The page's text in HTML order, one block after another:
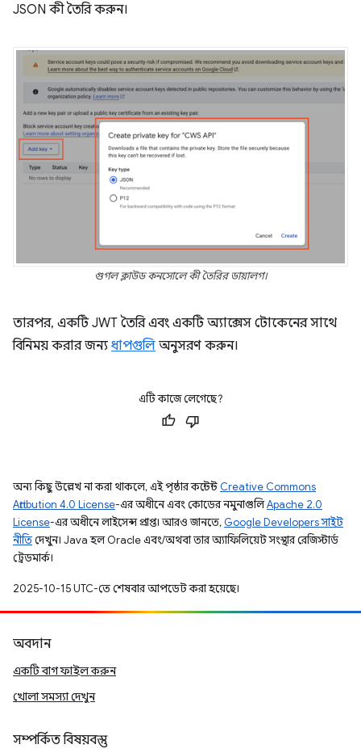
JSON কী তৈরি করুন।
গুগল ক্লাউড কনসোলে কী তৈরির ডায়ালগ।
তারপর, একটি JWT তৈরি এবং একটি অ্যাক্সেস টোকেনের সাথে
বিনিময় করার জন্য ধাপগুলি অনুসরণ করুন।
এটি কাজে লেগেছে?
অন্য কিছু উল্লেখ না করা থাকলে, এই পৃষ্ঠার কন্টেন্ট Creative Commons
Attribution 4.0 License-এর অধীনে এবং কোডের নমুনাগুলিApache 2.0
License-এর অধীনে লাইসেন্স প্রাপ্ত। আরও জানতে, Google Developers সাইট
নীতিদেখুন। Java হল Oracle এবং/অথবা তার অ্যাফিলিয়েট সংস্থার রেজিস্টার্ড
ট্রেডমার্ক।
2025-10-15 UTC-তে শেষবার আপডেট করা হয়েছে।
অবদান
একটি বাগ ফাইল করুন
খোলা সমস্যা দেখুন
সম্পর্কিত বিষয়বস্তু